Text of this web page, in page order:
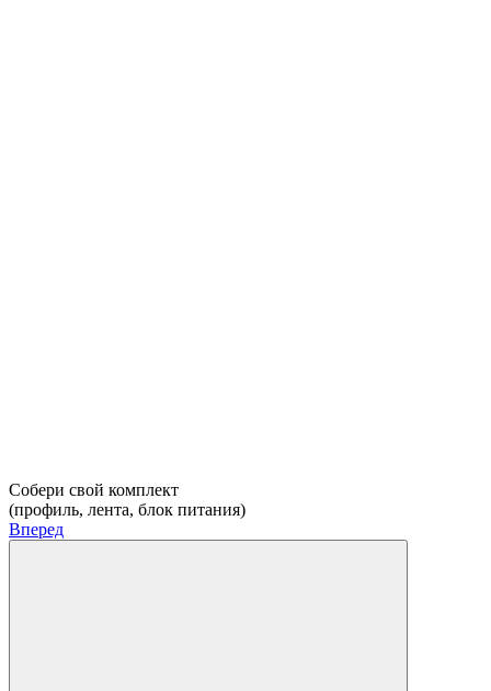
Собери свой комплект
(профиль, лента, блок питания)
Вперед